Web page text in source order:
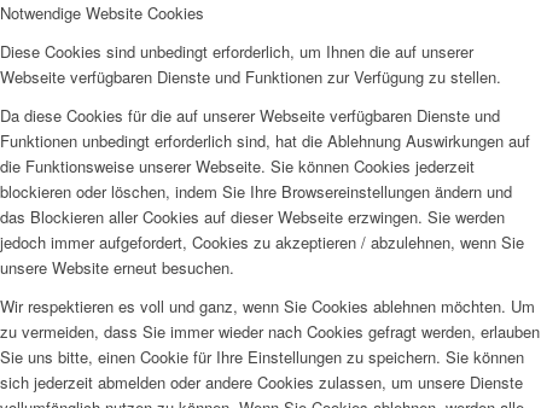
Notwendige Website Cookies
Diese Cookies sind unbedingt erforderlich, um Ihnen die auf unserer
Webseite verfügbaren Dienste und Funktionen zur Verfügung zu stellen.
Da diese Cookies für die auf unserer Webseite verfügbaren Dienste und
Funktionen unbedingt erforderlich sind, hat die Ablehnung Auswirkungen auf
die Funktionsweise unserer Webseite. Sie können Cookies jederzeit
blockieren oder löschen, indem Sie Ihre Browsereinstellungen ändern und
das Blockieren aller Cookies auf dieser Webseite erzwingen. Sie werden
jedoch immer aufgefordert, Cookies zu akzeptieren / abzulehnen, wenn Sie
unsere Website erneut besuchen.
Wir respektieren es voll und ganz, wenn Sie Cookies ablehnen möchten. Um
zu vermeiden, dass Sie immer wieder nach Cookies gefragt werden, erlauben
Sie uns bitte, einen Cookie für Ihre Einstellungen zu speichern. Sie können
sich jederzeit abmelden oder andere Cookies zulassen, um unsere Dienste